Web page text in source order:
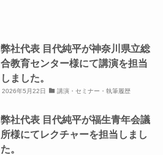
弊社代表 目代純平が神奈川県立総
合教育センター様にて講演を担当
しました。
2026年5月22日 講演・セミナー・執筆履歴
弊社代表 目代純平が福生青年会議
所様にてレクチャーを担当しまし
た。